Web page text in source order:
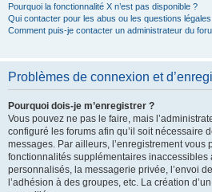
Pourquoi la fonctionnalité X n’est pas disponible ?
Qui contacter pour les abus ou les questions
Comment puis-je contacter un administrateur du
Problèmes de connexion et
Pourquoi dois-je m’enregistrer ?
Vous pouvez ne pas le faire, mais
configuré les forums afin qu’il soit nécessaire
messages. Par ailleurs, l’enregistrement vous
fonctionnalités supplémentaires inaccessibles
personnalisés, la messagerie privée, l’envoi
l’adhésion à des groupes, etc. La création